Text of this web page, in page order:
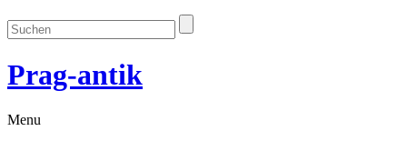
Prag-antik
Menu